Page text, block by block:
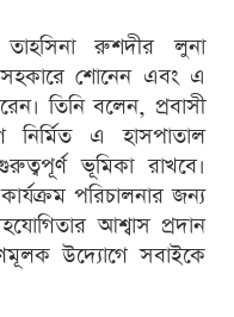
রুশদীর লুনা
সহকারে শোনেন এবং এ
তিনি বলেন, প্রবাসী
নির্মিত এ হাসপাতাল
ভূমিকা রাখবে।
পরিচালনার জন্য
আশ্বাস প্রদান
উদ্যোগে সবাইকে